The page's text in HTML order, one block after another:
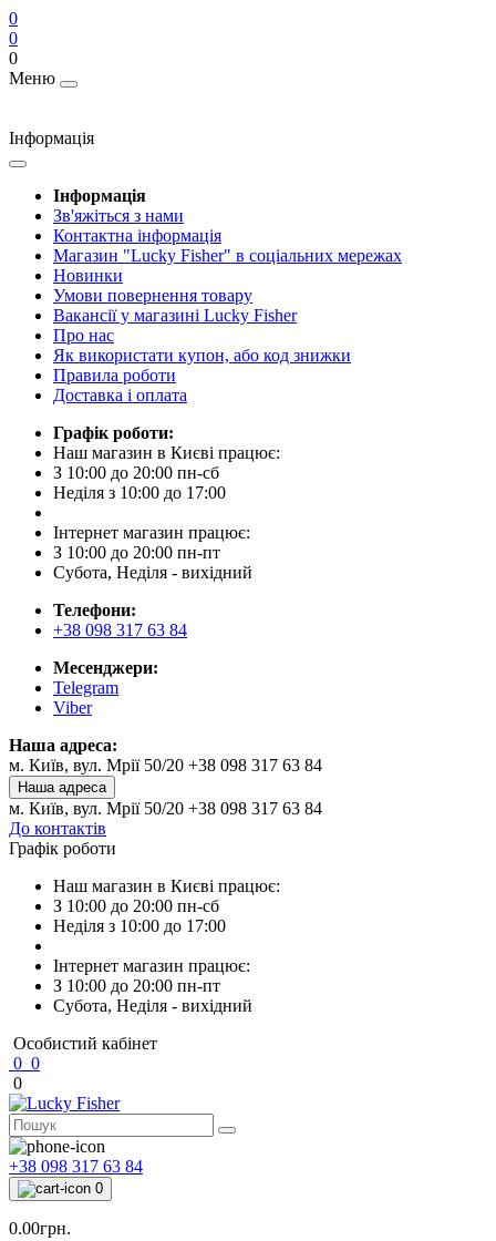
0
0
0
Меню
Інформація
Інформація
Зв'яжіться з нами
Контактна інформація
Магазин "Lucky Fisher" в соціальних мережах
Новинки
Умови повернення товару
Вакансії у магазині Lucky Fisher
Про нас
Як використати купон, або код знижки
Правила роботи
Доставка і оплата
Графік роботи:
Наш магазин в Києві працює:
З 10:00 до 20:00 пн-сб
Неділя з 10:00 до 17:00
Інтернет магазин працює:
З 10:00 до 20:00 пн-пт
Субота, Неділя - вихідний
Телефони:
+38 098 317 63 84
Месенджери:
Telegram
Viber
Наша адреса:
м. Київ, вул. Мрії 50/20 +38 098 317 63 84
Наша адреса
м. Київ, вул. Мрії 50/20 +38 098 317 63 84
До контактів
Графік роботи
Наш магазин в Києві працює:
З 10:00 до 20:00 пн-сб
Неділя з 10:00 до 17:00
Інтернет магазин працює:
З 10:00 до 20:00 пн-пт
Субота, Неділя - вихідний
Особистий кабінет
0 0
0
+38 098 317 63 84
0
0.00грн.